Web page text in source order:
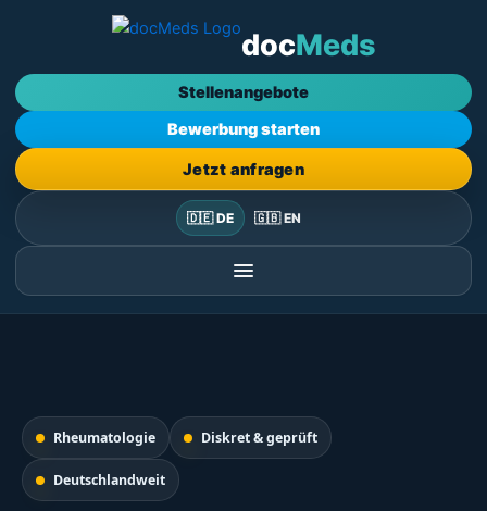
docMeds
Stellenangebote
Bewerbung starten
Jetzt anfragen
🇩🇪 DE 🇬🇧 EN
Rheumatologie Diskret & geprüft
Deutschlandweit